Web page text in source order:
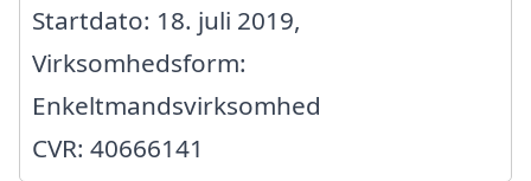
Startdato: 18. juli 2019,
Virksomhedsform:
Enkeltmandsvirksomhed
CVR: 40666141